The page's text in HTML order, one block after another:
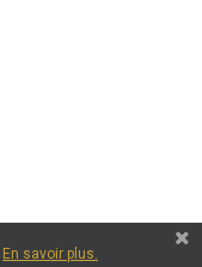
En savoir plus.